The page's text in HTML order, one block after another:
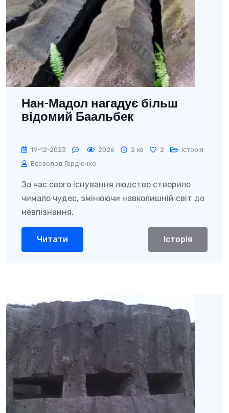
Нан-Мадол нагадує більш
відомий Баальбек
19-12-2023 2026 2 хв 2
Історія
Всеволод Гордієнко
За час свого існування людство створило
чимало чудес, змінюючи навколишній світ до
невпізнання.
Читати Історія